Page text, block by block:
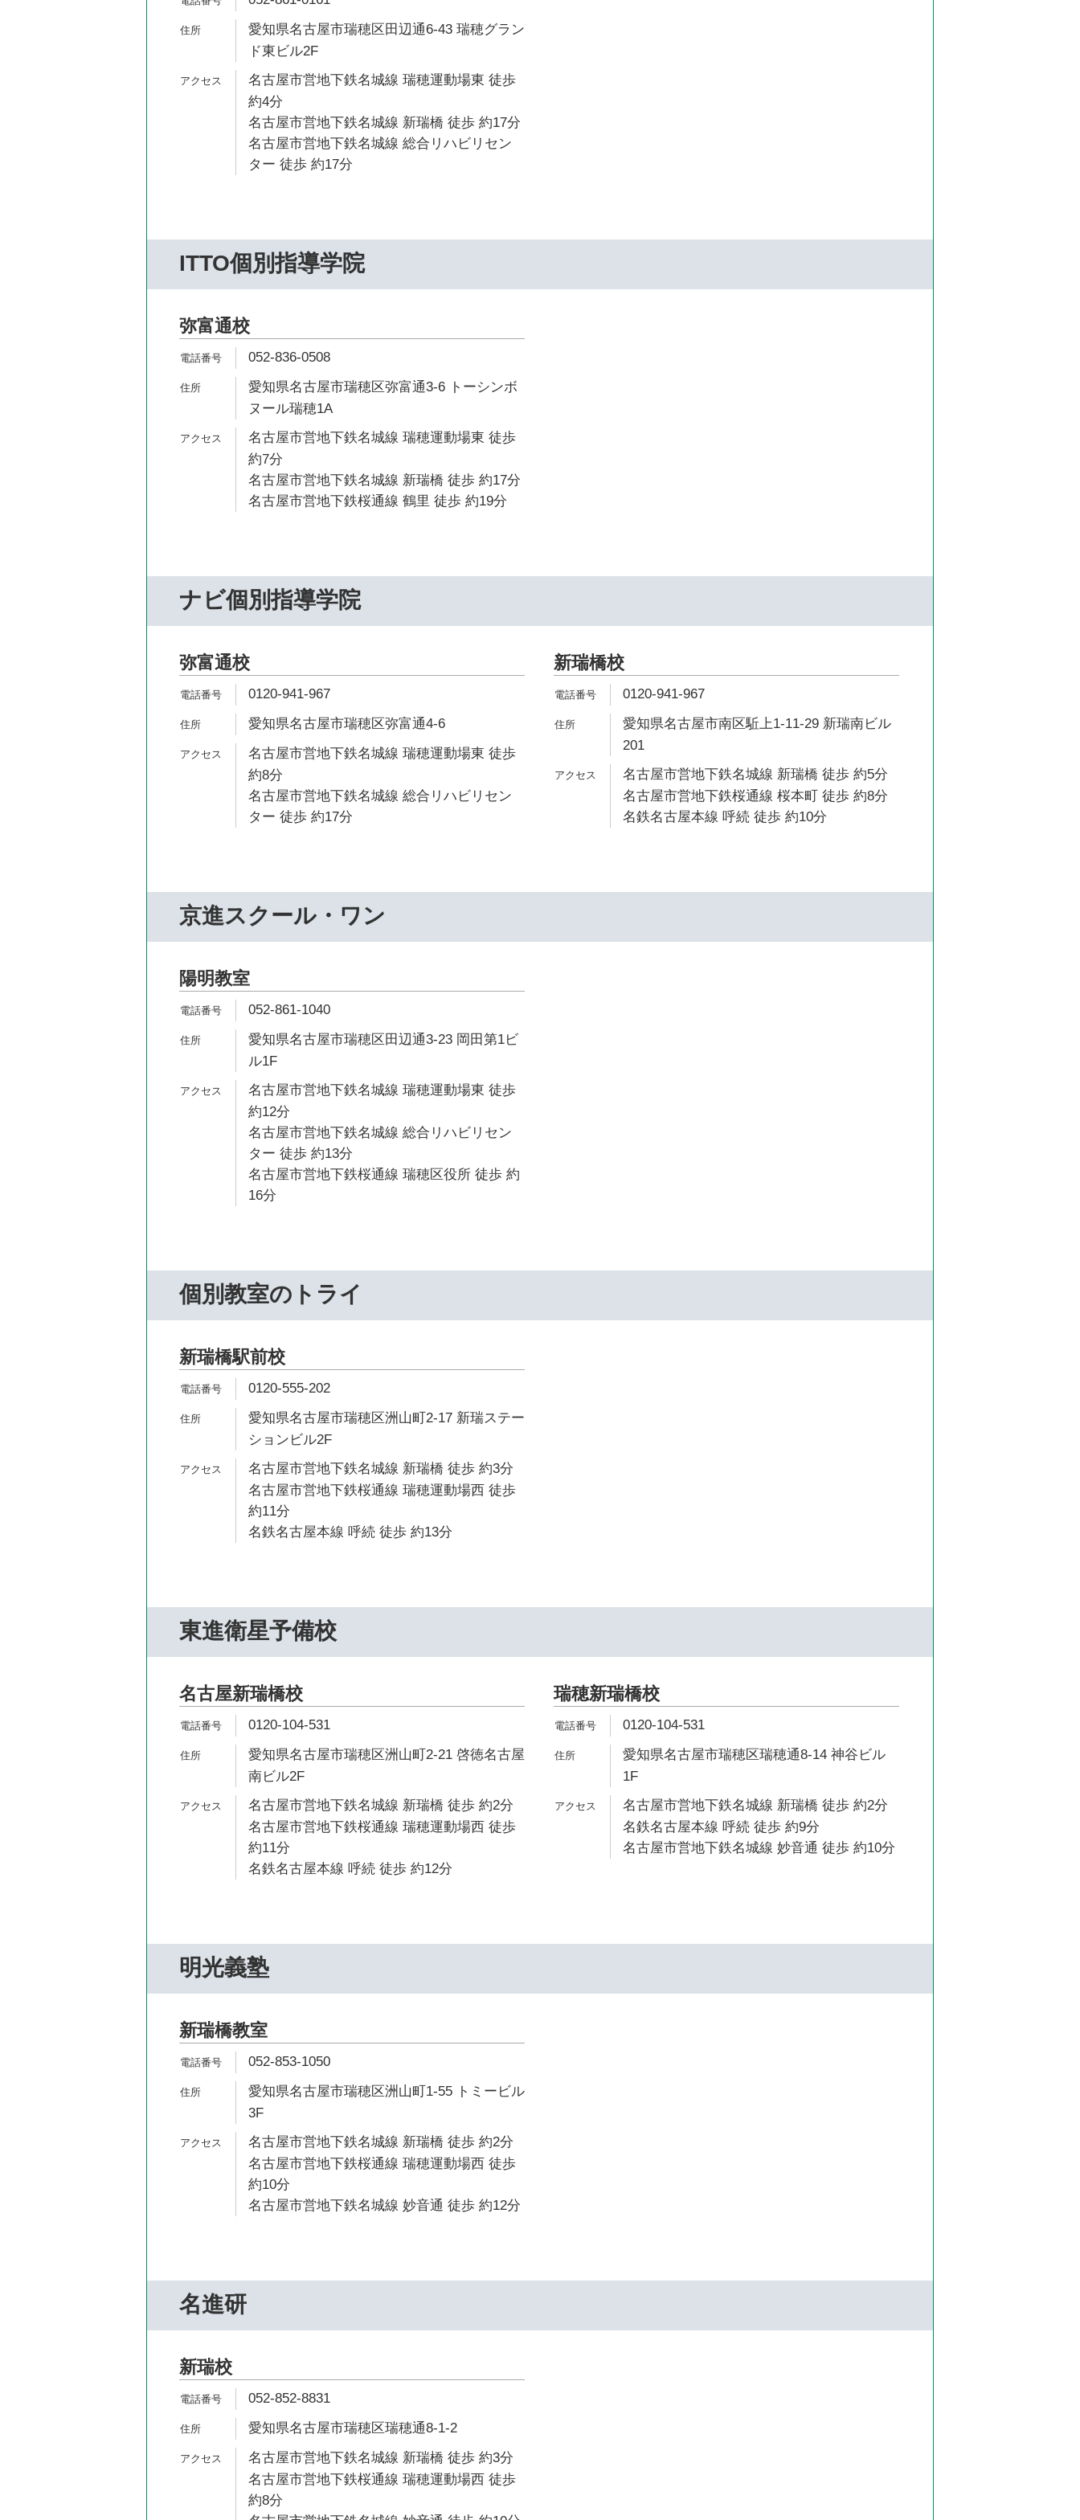
愛知県名古屋市瑞穂区田辺通6-43 瑞穂グラン
ド東ビル2F
名古屋市営地下鉄名城線 瑞穂運動場東 徒歩
約4分
名古屋市営地下鉄名城線 新瑞橋 徒歩 約17分
名古屋市営地下鉄名城線 総合リハビリセン
ター 徒歩 約17分
ITTO個別指導学院
弥富通校
052-836-0508
愛知県名古屋市瑞穂区弥富通3-6 トーシンボ
ヌール瑞穂1A
名古屋市営地下鉄名城線 瑞穂運動場東 徒歩
約7分
名古屋市営地下鉄名城線 新瑞橋 徒歩 約17分
名古屋市営地下鉄桜通線 鶴里 徒歩 約19分
ナビ個別指導学院
弥富通校
0120-941-967
愛知県名古屋市瑞穂区弥富通4-6
名古屋市営地下鉄名城線 瑞穂運動場東 徒歩
約8分
名古屋市営地下鉄名城線 総合リハビリセン
ター 徒歩 約17分
新瑞橋校
0120-941-967
愛知県名古屋市南区駈上1-11-29 新瑞南ビル
201
名古屋市営地下鉄名城線 新瑞橋 徒歩 約5分
名古屋市営地下鉄桜通線 桜本町 徒歩 約8分
名鉄名古屋本線 呼続 徒歩 約10分
京進スクール・ワン
陽明教室
052-861-1040
愛知県名古屋市瑞穂区田辺通3-23 岡田第1ビ
ル1F
名古屋市営地下鉄名城線 瑞穂運動場東 徒歩
約12分
名古屋市営地下鉄名城線 総合リハビリセン
ター 徒歩 約13分
名古屋市営地下鉄桜通線 瑞穂区役所 徒歩 約
16分
個別教室のトライ
新瑞橋駅前校
0120-555-202
愛知県名古屋市瑞穂区洲山町2-17 新瑞ステー
ションビル2F
名古屋市営地下鉄名城線 新瑞橋 徒歩 約3分
名古屋市営地下鉄桜通線 瑞穂運動場西 徒歩
約11分
名鉄名古屋本線 呼続 徒歩 約13分
東進衛星予備校
名古屋新瑞橋校
0120-104-531
愛知県名古屋市瑞穂区洲山町2-21 啓徳名古屋
南ビル2F
名古屋市営地下鉄名城線 新瑞橋 徒歩 約2分
名古屋市営地下鉄桜通線 瑞穂運動場西 徒歩
約11分
名鉄名古屋本線 呼続 徒歩 約12分
瑞穂新瑞橋校
0120-104-531
愛知県名古屋市瑞穂区瑞穂通8-14 神谷ビル
1F
名古屋市営地下鉄名城線 新瑞橋 徒歩 約2分
名鉄名古屋本線 呼続 徒歩 約9分
名古屋市営地下鉄名城線 妙音通 徒歩 約10分
明光義塾
新瑞橋教室
052-853-1050
愛知県名古屋市瑞穂区洲山町1-55 トミービル
3F
名古屋市営地下鉄名城線 新瑞橋 徒歩 約2分
名古屋市営地下鉄桜通線 瑞穂運動場西 徒歩
約10分
名古屋市営地下鉄名城線 妙音通 徒歩 約12分
名進研
新瑞校
052-852-8831
愛知県名古屋市瑞穂区瑞穂通8-1-2
名古屋市営地下鉄名城線 新瑞橋 徒歩 約3分
名古屋市営地下鉄桜通線 瑞穂運動場西 徒歩
約8分